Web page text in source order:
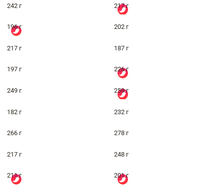
242 г 217 г
196 г 202 г
217 г 187 г
197 г 226 г
249 г 259 г
182 г 232 г
266 г 278 г
217 г 248 г
211 г 201 г